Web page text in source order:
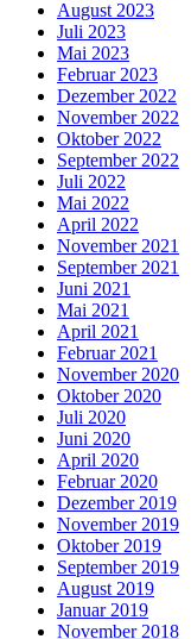
August 2023
Juli 2023
Mai 2023
Februar 2023
Dezember 2022
November 2022
Oktober 2022
September 2022
Juli 2022
Mai 2022
April 2022
November 2021
September 2021
Juni 2021
Mai 2021
April 2021
Februar 2021
November 2020
Oktober 2020
Juli 2020
Juni 2020
April 2020
Februar 2020
Dezember 2019
November 2019
Oktober 2019
September 2019
August 2019
Januar 2019
November 2018